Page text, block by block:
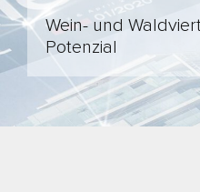
Wein- und
Potenzial